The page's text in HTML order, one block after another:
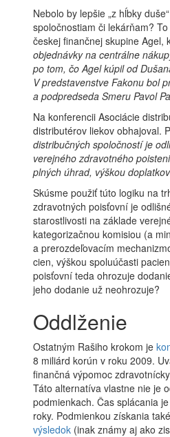
Nebolo by lepšie „z hĺbky
spoločnostiam či lekárňam?
českej finančnej skupine Agel,
objednávky na centrálne
po tom, čo Agel kúpil od
V predstavenstve Fakonu bol
a podpredseda Smeru Pavol
Na konferencii Asociácie
distributérov liekov obhajoval.
distribučných spoločností je
verejného zdravotného
plných úhrad, výškou
Skúsme použiť túto logiku na
zdravotných poisťovní je
starostlivosti na základe
kategorizačnou komisiou (a
a prerozdeľovacím
cien, výškou spoluúčasti
poisťovní teda ohrozuje
jeho dodanie už neohrozuje?
Oddlženie
Ostatným Rašiho krokom je
8 miliárd korún v roku 2009.
finančná výpomoc
Táto alternatíva vlastne nie je
podmienkach. Čas splácania
roky. Podmienkou získania
výsledok(inak známy aj ako